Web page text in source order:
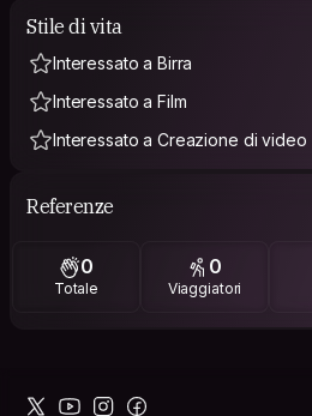
Stile di vita
Interessato a Birra
Interessato a Film
Interessato a Creazione di video
Referenze
0
Totale
0
Viaggiatori